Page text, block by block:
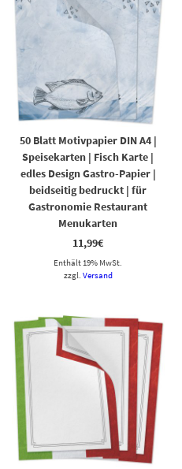
50 Blatt Motivpapier DIN A4 |
Speisekarten | Fisch Karte |
edles Design Gastro-Papier |
beidseitig bedruckt | für
Gastronomie Restaurant
Menukarten
11,99€
Enthält 19% MwSt.
zzgl. Versand